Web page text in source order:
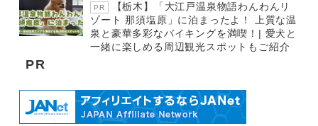
PR
【栃木】「大江戸温泉物語わんわんリ
ゾート 那須塩原」に泊まったよ！ 上質な温
泉と豪華多彩なバイキングを満喫！| 愛犬と
一緒に楽しめる周辺観光スポットもご紹介
PR